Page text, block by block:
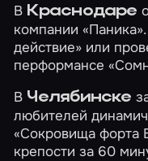
В Краснодаре
компании
действие» или
перформансе
В Челябинске
любителей
«Сокровища форта
крепости за 60